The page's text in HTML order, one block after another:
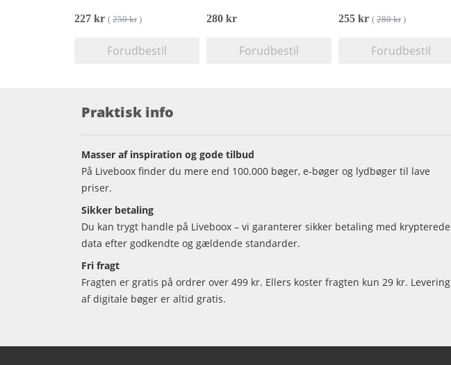
227 kr ( 250 kr)
Forudbestil
280 kr
Forudbestil
255 kr ( 280 kr)
Forudbestil
Praktisk info
Masser af inspiration og gode tilbud
På Liveboox finder du mere end 100.000 bøger, e-bøger og lydbøger til lave
priser.
Sikker betaling
Du kan trygt handle på Liveboox – vi garanterer sikker betaling med krypterede
data efter godkendte og gældende standarder.
Fri fragt
Fragten er gratis på ordrer over 499 kr. Ellers koster fragten kun 29 kr. Levering
af digitale bøger er altid gratis.